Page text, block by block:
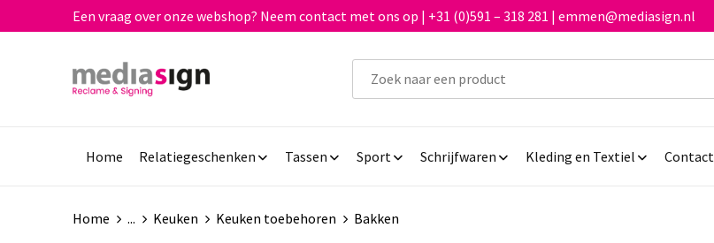
Een vraag over onze webshop? Neem contact met ons op | +31 (0)591 – 318 281 | emmen@mediasign.nl
Home Relatiegeschenken Tassen Sport Schrijfwaren Kleding en Textiel Contact
Home ... Keuken Keuken toebehoren Bakken